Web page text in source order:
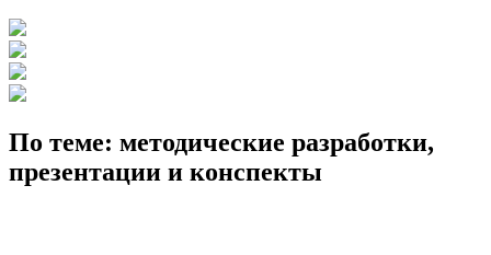
По теме: методические разработки,
презентации и конспекты